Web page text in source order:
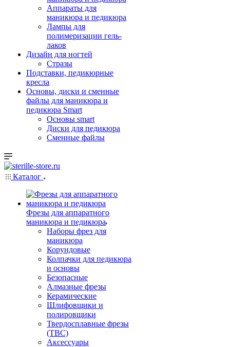
Аппараты для
маникюра и педикюра
Лампы для
полимеризации гель-
лаков
Дизайн для ногтей
Стразы
Подставки, педикюрные
кресла
Основы, диски и сменные
файлы для маникюра и
педикюра Smart
Основы smart
Диски для педикюра
Сменные файлы
Каталог
Фрезы для аппаратного
маникюра и педикюра
Наборы фрез для
маникюра
Корундовые
Колпачки для педикюра
и основы
Безопасные
Алмазные фрезы
Керамические
Шлифовщики и
полировщики
Твердосплавные фрезы
(ТВС)
Аксессуары